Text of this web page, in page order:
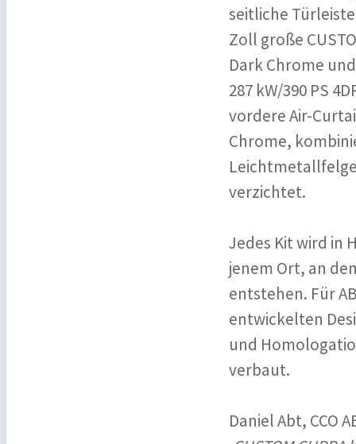
seitliche
Zoll große
Dark Chrome
287 kW/390 PS
vordere Air-
Chrome,
verzichtet.
Jedes Kit wird in
jenem Ort, an
entstehen. Für
entwickelten
und
verbaut.
Daniel Abt, CCO